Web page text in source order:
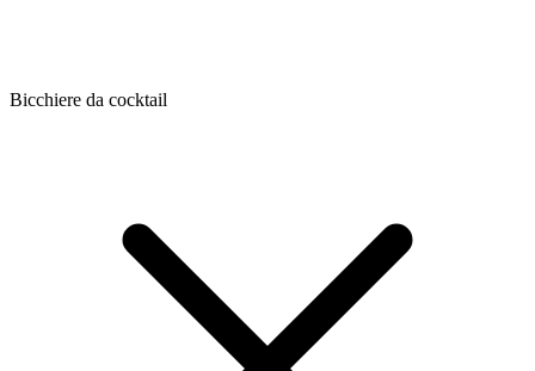
Bicchiere da cocktail